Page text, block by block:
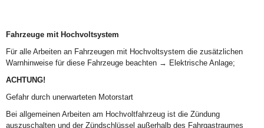
Fahrzeuge mit Hochvoltsystem
Für alle Arbeiten an Fahrzeugen mit Hochvoltsystem die zusätzlichen
Warnhinweise für diese Fahrzeuge beachten → Elektrische Anlage;
ACHTUNG!
Gefahr durch unerwarteten Motorstart
Bei allgemeinen Arbeiten am Hochvoltfahrzeug ist die Zündung
auszuschalten und der Zündschlüssel außerhalb des Fahrgastraumes